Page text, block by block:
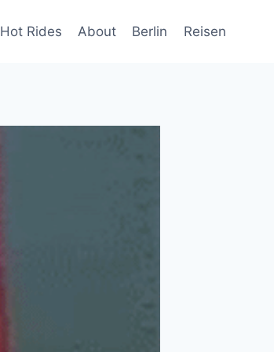
Hot Rides About Berlin Reisen